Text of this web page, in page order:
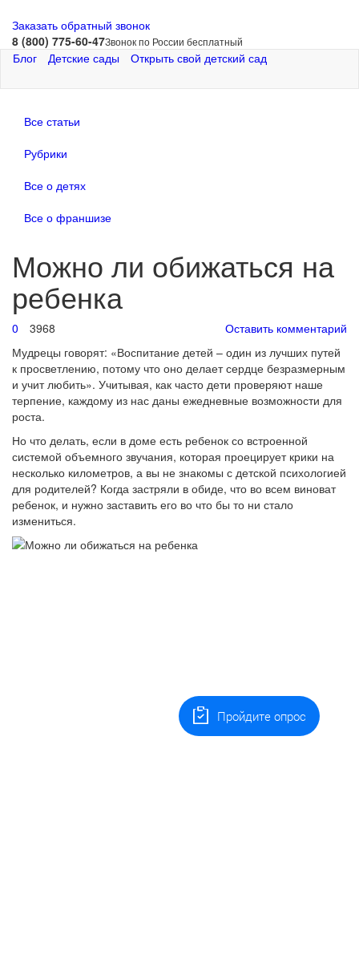
Заказать обратный звонок
8 (800) 775-60-47Звонок по России бесплатный
Блог Детские сады Открыть свой детский сад
Все статьи
Рубрики
Все о детях
Все о франшизе
Можно ли обижаться на
ребенка
Оставить комментарий
0
3968
Мудрецы говорят: «Воспитание детей – один из лучших путей
к просветлению, потому что оно делает сердце безразмерным
и учит любить». Учитывая, как часто дети проверяют наше
терпение, каждому из нас даны ежедневные возможности для
роста.
Но что делать, если в доме есть ребенок со встроенной
системой объемного звучания, которая проецирует крики на
несколько километров, а вы не знакомы с детской психологией
для родителей? Когда застряли в обиде, что во всем виноват
ребенок, и нужно заставить его во что бы то ни стало
измениться.
Пройдите опрос